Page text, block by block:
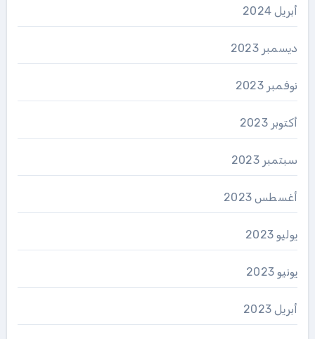
أبريل 2024
ديسمبر 2023
نوفمبر 2023
أكتوبر 2023
سبتمبر 2023
أغسطس 2023
يوليو 2023
يونيو 2023
أبريل 2023